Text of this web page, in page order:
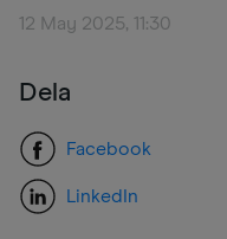
12 May 2025, 11:30
Dela
Facebook
LinkedIn